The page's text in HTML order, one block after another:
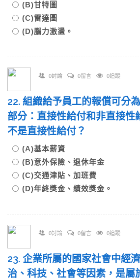
(B)甘特圖
(C)雷達圖
(D)腦力激盪。
0討論 0留言 0追蹤
22. 組織給予員工的報償可分
部分：直接性給付和非直接性
不是直接性給付？
(A)基本薪資
(B)意外保險、退休年金
(C)交通津貼、加班費
(D)年終獎金、績效獎金。
0討論 0留言 0追蹤
23. 企業所屬的國家社會中經
治、科技、社會等因素，是屬